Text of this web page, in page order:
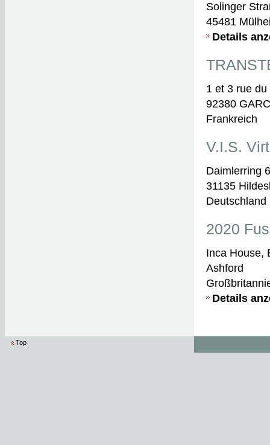
Solinger
45481
Details
1 et 3 rue
92380
Frankreich
V.I.S.
Daimlerring
31135
Deutschland
2020
Inca House,
Ashford
Details
Top